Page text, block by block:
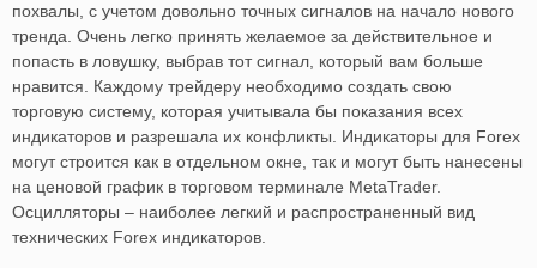
похвалы, с учетом довольно точных сигналов на начало нового
тренда. Очень легко принять желаемое за действительное и
попасть в ловушку, выбрав тот сигнал, который вам больше
нравится. Каждому трейдеру необходимо создать свою
торговую систему, которая учитывала бы показания всех
индикаторов и разрешала их конфликты. Индикаторы для Forex
могут строится как в отдельном окне, так и могут быть нанесены
на ценовой график в торговом терминале MetaTrader.
Осцилляторы – наиболее легкий и распространенный вид
технических Forex индикаторов.